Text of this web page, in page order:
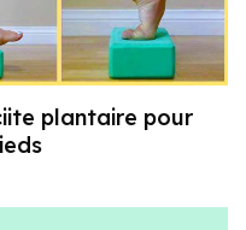
plantaire pour